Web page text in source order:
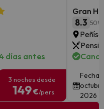
días antes
3 noches desde
149€/pers.
Gran
8.3
2026